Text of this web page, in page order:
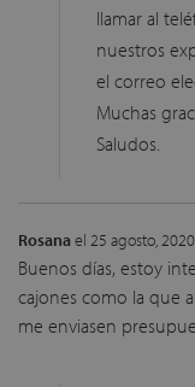
llamar al
nuestros
el correo
Muchas
Saludos.
Rosanael 25 agosto,
Buenos días, estoy
cajones como la que
me enviasen